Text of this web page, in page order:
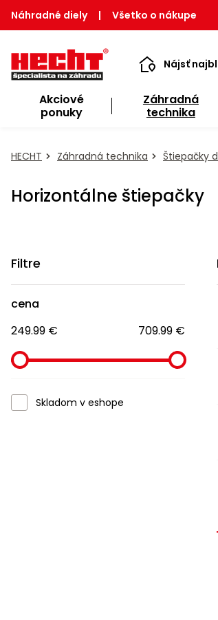
Náhradné diely | Všetko o nákupe
Nájsť
Akciové
ponuky
Záhradná
technika
HECHT Záhradná technika Štiepačky
Horizontálne štiepačky
Filtre
cena
249.99 €
709.99 €
Skladom v eshope